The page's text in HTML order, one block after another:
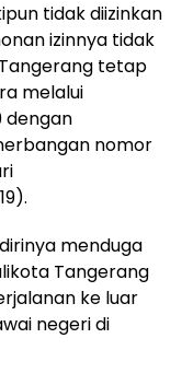
tidak diizinkan
izinnya tidak
tetap
melalui
dengan
nomor
menduga
Tangerang
ke luar
negeri di